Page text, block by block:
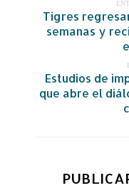
Tigres
semanas y
Estudios de
que abre el